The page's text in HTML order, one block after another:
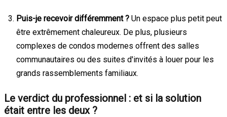
Puis-je recevoir différemment ? Un espace plus petit peut
être extrêmement chaleureux. De plus, plusieurs
complexes de condos modernes offrent des salles
communautaires ou des suites d'invités à louer pour les
grands rassemblements familiaux.
Le verdict du professionnel : et si la solution
était entre les deux ?